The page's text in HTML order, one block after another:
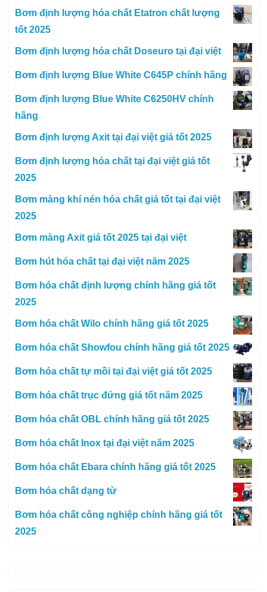
Bơm định lượng hóa chất Etatron chất lượng
tốt 2025
Bơm định lượng hóa chất Doseuro tại đại việt
Bơm định lượng Blue White C645P chính hãng
Bơm định lượng Blue White C6250HV chính
hãng
Bơm định lượng Axit tại đại việt giá tốt 2025
Bơm định lượng hóa chất tại đại việt giá tốt
2025
Bơm màng khí nén hóa chất giá tốt tại đại việt
2025
Bơm màng Axit giá tốt 2025 tại đại việt
Bơm hút hóa chất tại đại việt năm 2025
Bơm hóa chất định lượng chính hãng giá tốt
2025
Bơm hóa chất Wilo chính hãng giá tốt 2025
Bơm hóa chất Showfou chính hãng giá tốt 2025
Bơm hóa chất tự mồi tại đại việt giá tốt 2025
Bơm hóa chất trục đứng giá tốt năm 2025
Bơm hóa chất OBL chính hãng giá tốt 2025
Bơm hóa chất Inox tại đại việt năm 2025
Bơm hóa chất Ebara chính hãng giá tốt 2025
Bơm hóa chất dạng từ
Bơm hóa chất công nghiệp chính hãng giá tốt
2025